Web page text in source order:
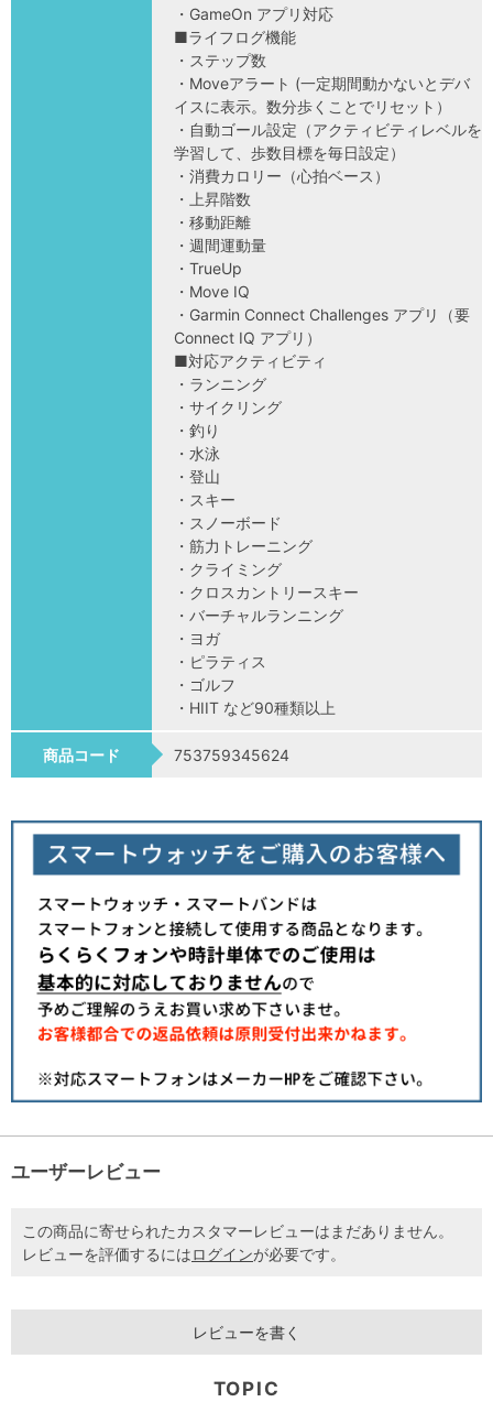
・GameOn アプリ対応
■ライフログ機能
・ステップ数
・Moveアラート (一定期間動かないとデバ
イスに表示。数分歩くことでリセット）
・自動ゴール設定（アクティビティレベルを
学習して、歩数目標を毎日設定）
・消費カロリー（心拍ベース）
・上昇階数
・移動距離
・週間運動量
・TrueUp
・Move IQ
・Garmin Connect Challenges アプリ（要
Connect IQ アプリ）
■対応アクティビティ
・ランニング
・サイクリング
・釣り
・水泳
・登山
・スキー
・スノーボード
・筋力トレーニング
・クライミング
・クロスカントリースキー
・バーチャルランニング
・ヨガ
・ピラティス
・ゴルフ
・HIIT など90種類以上
商品コード 753759345624
ユーザーレビュー
この商品に寄せられたカスタマーレビューはまだありません。
レビューを評価するにはログインが必要です。
レビューを書く
TOPIC